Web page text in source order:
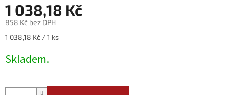
1 038,18 Kč
858 Kč bez DPH
Měrná
1 038,18 Kč / 1 ks
Skladem.